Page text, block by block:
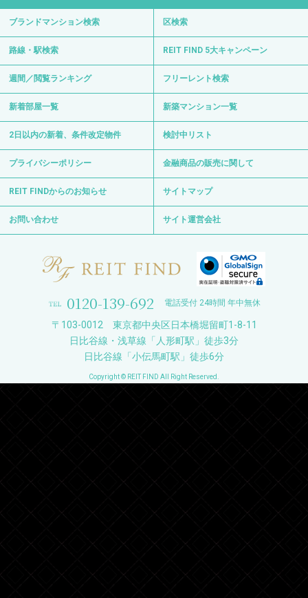
ブランドマンション検索 区検索
路線・駅検索 REIT FIND 5大キャンペーン
週間／閲覧ランキング フリーレント検索
新着部屋一覧 新築マンション一覧
2日以内の新着、条件改定物件 検討中リスト
プライバシーポリシー 金融商品の販売に関して
REIT FINDからのお知らせ サイトマップ
お問い合わせ サイト運営会社
0120-139-692 電話受付 24時間 年中無休
〒103-0012 東京都中央区日本橋堀留町1-8-11
日比谷線・浅草線「人形町駅」徒歩3分
日比谷線「小伝馬町駅」徒歩6分
Copyright © REIT FIND All Right Reserved.